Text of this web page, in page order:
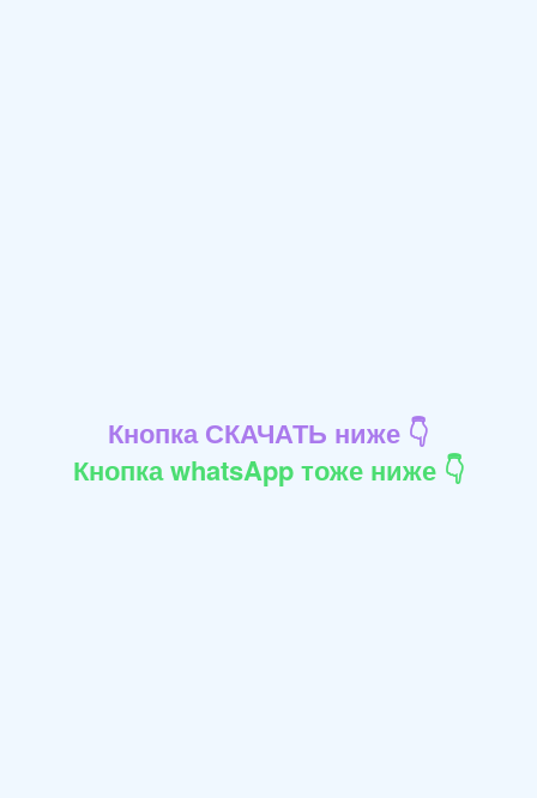
Кнопка СКАЧАТЬ ниже 👇
Кнопка whatsApp тоже ниже 👇